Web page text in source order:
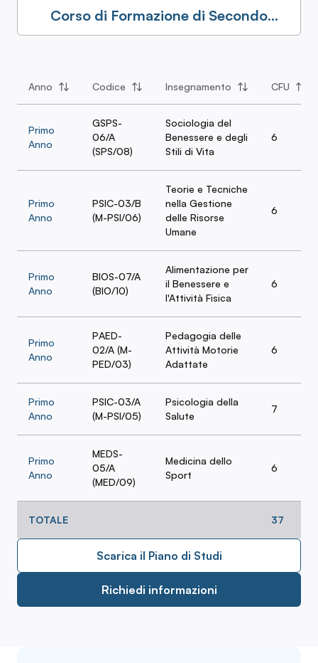
Corso di Formazione di Secondo
Livello in Medico Motorio - Accesso
Anno Codice Insegnamento CFU
Primo
Anno
GSPS-
06/A
(SPS/08)
Sociologia del
Benessere e degli
Stili di Vita
6
Primo
Anno
PSIC-03/B
(M-PSI/06)
Teorie e Tecniche
nella Gestione
delle Risorse
Umane
6
Primo
Anno
BIOS-07/A
(BIO/10)
Alimentazione per
il Benessere e
l'Attività Fisica
6
Primo
Anno
PAED-
02/A (M-
PED/03)
Pedagogia delle
Attività Motorie
Adattate
6
Primo
Anno
PSIC-03/A
(M-PSI/05)
Psicologia della
Salute
7
Primo
Anno
MEDS-
05/A
(MED/09)
Medicina dello
Sport
6
TOTALE 37
Scarica il Piano di Studi
Richiedi informazioni